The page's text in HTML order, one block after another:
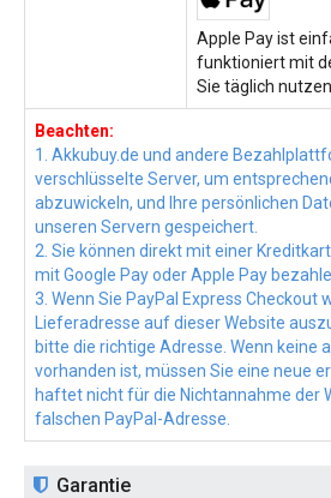
Apple Pay ist
funktioniert mit
Sie täglich nutzen.
Beachten:
1. Akkubuy.de und andere
verschlüsselte Server, um
abzuwickeln, und Ihre persönlichen
unseren Servern gespeichert.
2. Sie können direkt mit einer
mit Google Pay oder Apple Pay
3. Wenn Sie PayPal Express Checkout
Lieferadresse auf dieser Website
bitte die richtige Adresse. Wenn keine
vorhanden ist, müssen Sie eine neue
haftet nicht für die Nichtannahme der
falschen PayPal-Adresse.
Garantie